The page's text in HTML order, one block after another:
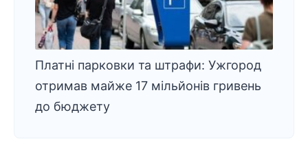
Платні парковки та штрафи: Ужгород
отримав майже 17 мільйонів гривень
до бюджету